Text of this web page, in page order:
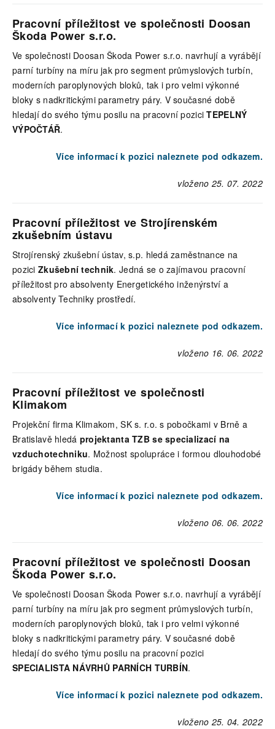
Pracovní příležitost ve společnosti Doosan
Škoda Power s.r.o.
Ve společnosti Doosan Škoda Power s.r.o. navrhují a vyrábějí
parní turbíny na míru jak pro segment průmyslových turbín,
moderních paroplynových bloků, tak i pro velmi výkonné
bloky s nadkritickými parametry páry. V současné době
hledají do svého týmu posilu na pracovní poziciTEPELNÝ
VÝPOČTÁŘ.
Více informací k pozici naleznete pod odkazem.
vloženo 25. 07. 2022
Pracovní příležitost ve Strojírenském
zkušebním ústavu
Strojírenský zkušební ústav, s.p. hledá zaměstnance na
pozici Zkušební technik. Jedná se o zajímavou pracovní
příležitost pro absolventy Energetického inženýrství a
absolventy Techniky prostředí.
Více informací k pozici naleznete pod odkazem.
vloženo 16. 06. 2022
Pracovní příležitost ve společnosti
Klimakom
Projekční firma Klimakom, SK s. r.o. s pobočkami v Brně a
Bratislavě hledá projektanta TZB se specializací na
vzduchotechniku. Možnost spolupráce i formou dlouhodobé
brigády během studia.
Více informací k pozici naleznete pod odkazem.
vloženo 06. 06. 2022
Pracovní příležitost ve společnosti Doosan
Škoda Power s.r.o.
Ve společnosti Doosan Škoda Power s.r.o. navrhují a vyrábějí
parní turbíny na míru jak pro segment průmyslových turbín,
moderních paroplynových bloků, tak i pro velmi výkonné
bloky s nadkritickými parametry páry. V současné době
hledají do svého týmu posilu na pracovní pozici
SPECIALISTA NÁVRHŮ PARNÍCH TURBÍN.
Více informací k pozici naleznete pod odkazem.
vloženo 25. 04. 2022